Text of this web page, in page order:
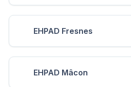
EHPAD Fresnes
EHPAD Mâcon